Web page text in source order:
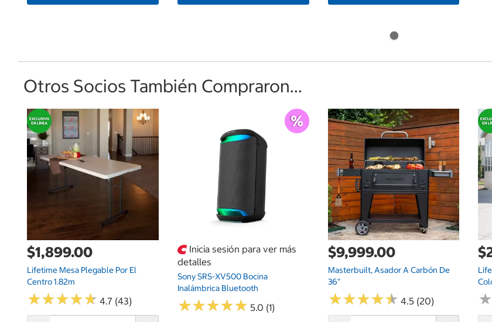
Otros Socios También Compraron...
$1,899.00
Lifetime Mesa Plegable Por El
Centro 1.82m
★★★★★
★★★★★ 4.7 (43)
Inicia sesión para ver más
detalles
Sony SRS-XV500 Bocina
Inalámbrica Bluetooth
★★★★★
★★★★★ 5.0 (1)
$9,999.00
Masterbuilt, Asador A Carbón De
36"
★★★★★
★★★★★ 4.5 (20) ★
★